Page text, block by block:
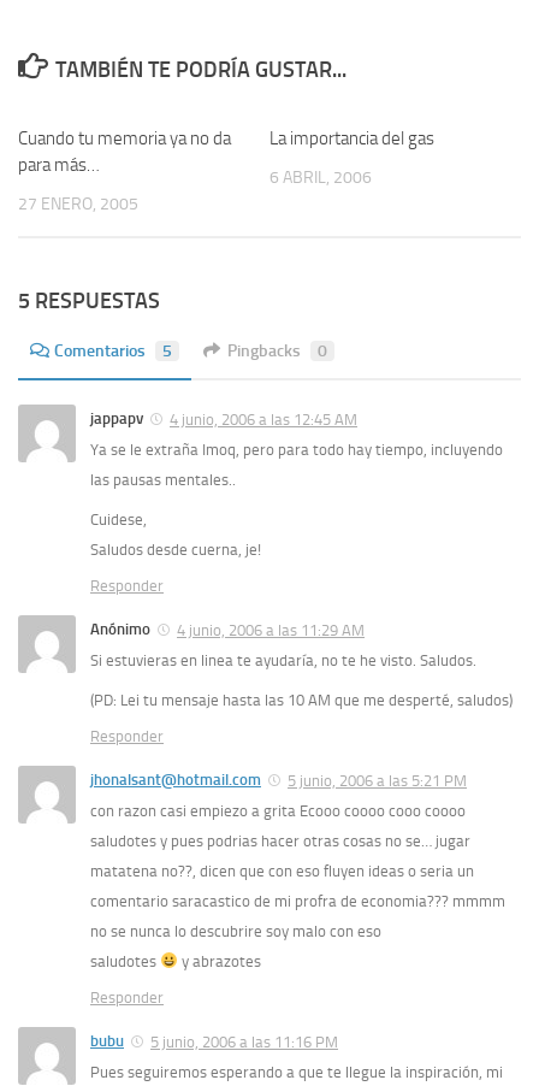
TAMBIÉN TE PODRÍA GUSTAR...
Cuando tu memoria ya no da
para más…
27 ENERO, 2005
La importancia del gas
6 ABRIL, 2006
5 RESPUESTAS
Comentarios 5 Pingbacks 0
jappapv
4 junio, 2006 a las 12:45 AM
Ya se le extraña Imoq, pero para todo hay tiempo, incluyendo
las pausas mentales..
Cuidese,
Saludos desde cuerna, je!
Responder
Anónimo
4 junio, 2006 a las 11:29 AM
Si estuvieras en linea te ayudaría, no te he visto. Saludos.
(PD: Lei tu mensaje hasta las 10 AM que me desperté, saludos)
Responder
jhonalsant@hotmail.com
5 junio, 2006 a las 5:21 PM
con razon casi empiezo a grita Ecooo coooo cooo coooo
saludotes y pues podrias hacer otras cosas no se… jugar
matatena no??, dicen que con eso fluyen ideas o seria un
comentario saracastico de mi profra de economia??? mmmm
no se nunca lo descubrire soy malo con eso
saludotes
y abrazotes
Responder
bubu
5 junio, 2006 a las 11:16 PM
Pues seguiremos esperando a que te llegue la inspiración, mi